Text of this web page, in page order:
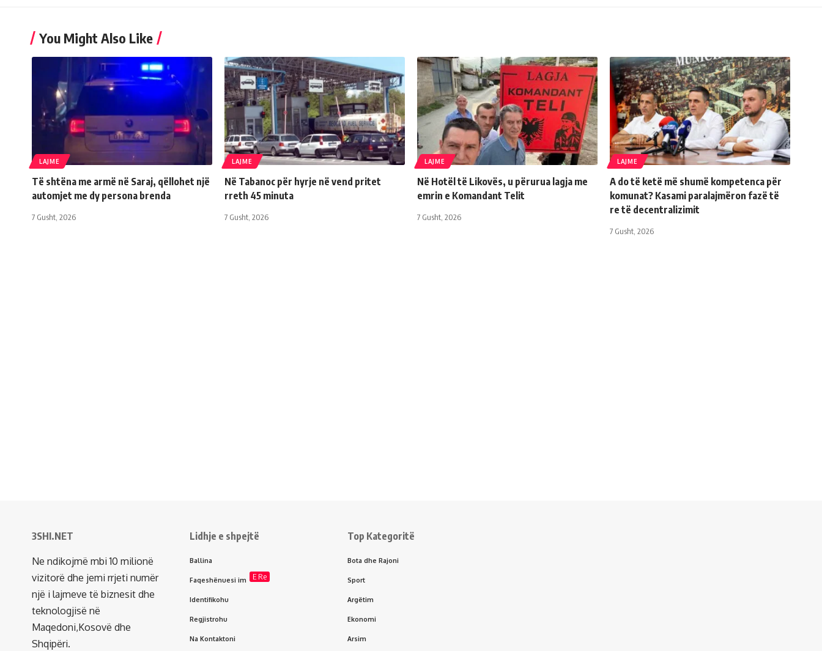
You Might Also Like
LAJME
Të shtëna me armë në Saraj, qëllohet një
automjet me dy persona brenda
7 Gusht, 2026
LAJME
Në Tabanoc për hyrje në vend pritet
rreth 45 minuta
7 Gusht, 2026
LAJME
Në Hotël të Likovës, u përurua lagja me
emrin e Komandant Telit
7 Gusht, 2026
LAJME
A do të ketë më shumë kompetenca për
komunat? Kasami paralajmëron fazë të
re të decentralizimit
7 Gusht, 2026
3SHI.NET
Ne ndikojmë mbi 10 milionë
vizitorë dhe jemi rrjeti numër
një i lajmeve të biznesit dhe
teknologjisë në
Maqedoni,Kosovë dhe
Shqipëri.
Lidhje e shpejtë
Ballina
Faqeshënuesi im E Re
Identifikohu
Regjistrohu
Na Kontaktoni
Top Kategoritë
Bota dhe Rajoni
Sport
Argëtim
Ekonomi
Arsim